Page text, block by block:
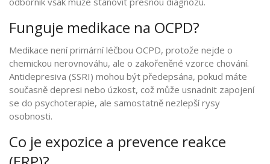
Funguje medikace na OCPD?
Medikace není primární léčbou OCPD, protože nejde o
chemickou nerovnováhu, ale o zakořeněné vzorce chování.
Antidepresiva (SSRI) mohou být předepsána, pokud máte
současně depresi nebo úzkost, což může usnadnit zapojení
se do psychoterapie, ale samostatně nezlepší rysy
osobnosti.
Co je expozice a prevence reakce